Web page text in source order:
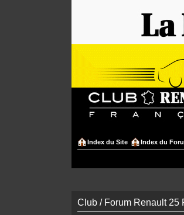
Index du Site Index du
Club / Forum Renault 25